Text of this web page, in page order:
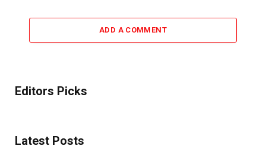
ADD A COMMENT
Editors Picks
Latest Posts